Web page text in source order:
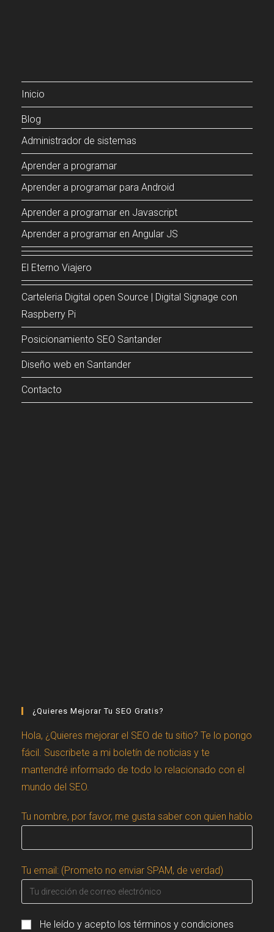
Inicio
Blog
Administrador de sistemas
Aprender a programar
Aprender a programar para Android
Aprender a programar en Javascript
Aprender a programar en Angular JS
El Eterno Viajero
Carteleria Digital open Source | Digital Signage con
Raspberry Pi
Posicionamiento SEO Santander
Diseño web en Santander
Contacto
¿Quieres Mejorar Tu SEO Gratis?
Hola, ¿Quieres mejorar el SEO de tu sitio? Te lo pongo
fácil. Suscribete a mi boletín de noticias y te
mantendré informado de todo lo relacionado con el
mundo del SEO.
Tu nombre, por favor, me gusta saber con quien hablo
Tu email: (Prometo no enviar SPAM, de verdad)
He leído y acepto los términos y condiciones